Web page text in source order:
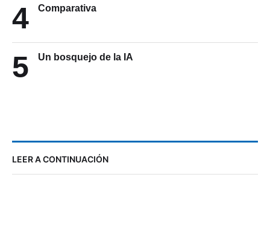
4 Comparativa
5 Un bosquejo de la IA
LEER A CONTINUACIÓN